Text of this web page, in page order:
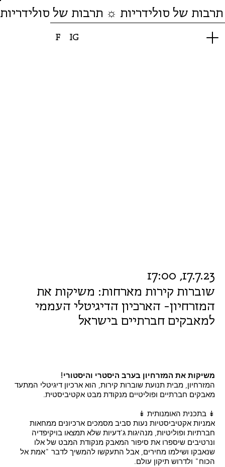
F IG
של סולידריות ☼ תרבות של סולידריות
שוברות קירות מארחות: משיקות את
המזרחיון- הארכיון הדיגיטלי העממי
למאבקים חברתיים בישראל
17.7.23, 17:00
משיקות את המזרחיון בערב היסטרי והיסטורי!
המזרחיון, מבית תנועת שוברות קירות, הוא ארכיון דיגיטלי המתעד
מאבקים חברתיים ופוליטיים מנקודת מבט אקטיביסטית.
↡ בתכנית האומנותית ↡
אמניות אקטיביסטיות נעות סביב מסמכים ארכיונים ממחאות
חברתיות ופוליטיות, מנהיגות ג'דעיות שלא תמצאו בויקיפדיה
ונרטיבים שיספרו את סיפור המאבק מנקודת המבט של אלו
שנאבקו ושילמו מחירים, אבל התעקשו להמשיך לדבר "אמת אל
הכוח" ולדרוש תיקון עולם.